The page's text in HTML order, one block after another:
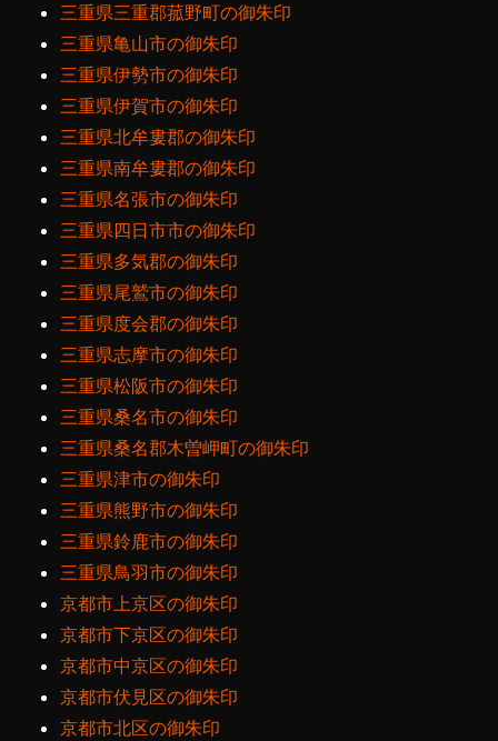
三重県三重郡菰野町の御朱印
三重県亀山市の御朱印
三重県伊勢市の御朱印
三重県伊賀市の御朱印
三重県北牟婁郡の御朱印
三重県南牟婁郡の御朱印
三重県名張市の御朱印
三重県四日市市の御朱印
三重県多気郡の御朱印
三重県尾鷲市の御朱印
三重県度会郡の御朱印
三重県志摩市の御朱印
三重県松阪市の御朱印
三重県桑名市の御朱印
三重県桑名郡木曽岬町の御朱印
三重県津市の御朱印
三重県熊野市の御朱印
三重県鈴鹿市の御朱印
三重県鳥羽市の御朱印
京都市上京区の御朱印
京都市下京区の御朱印
京都市中京区の御朱印
京都市伏見区の御朱印
京都市北区の御朱印